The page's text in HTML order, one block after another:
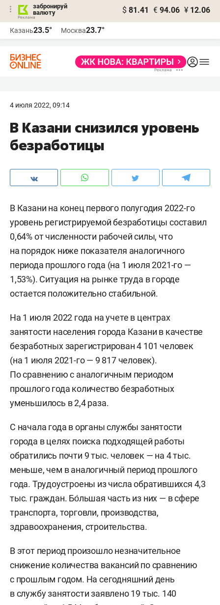
забронируй
валюту
$ 81.41 € 94.06 ¥ 12.06
Казань23.5° Москва23.7°
4 июля 2022, 09:14
В Казани снизился уровень
безработицы
В Казани на конец первого полугодия 2022-го
уровень регистрируемой безработицы составил
0,64% от численности рабочей силы, что
на порядок ниже показателя аналогичного
периода прошлого года (на 1 июля 2021-го —
1,53%). Ситуация на рынке труда в городе
остается положительно стабильной.
На 1 июля 2022 года на учете в центрах
занятости населения города Казани в качестве
безработных зарегистрирован 4 101 человек
(на 1 июля 2021-го — 9 817 человек).
По сравнению с аналогичным периодом
прошлого года количество безработных
уменьшилось в 2,4 раза.
С начала года в органы службы занятости
города в целях поиска подходящей работы
обратились почти 9 тыс. человек — на 4 тыс.
меньше, чем в аналогичный период прошлого
года. Трудоустроены из числа обратившихся 4,3
тыс. граждан. Бо́льшая часть из них — в сфере
транспорта, торговли, производства,
здравоохранения, строительства.
В этот период произошло незначительное
снижение количества вакансий по сравнению
с прошлым годом. На сегодняшний день
в службу занятости заявлено 19 тыс. 140